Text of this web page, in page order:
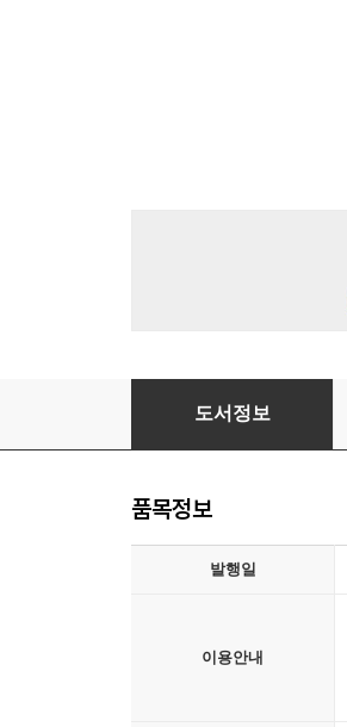
어서 와 송사리 하우스
도서정보
품목정보
발행일
이용안내